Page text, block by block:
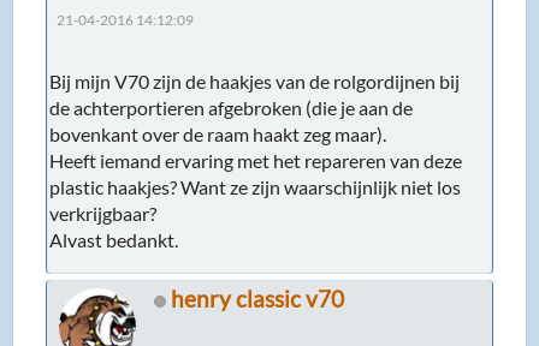
21-04-2016 14:12:09
Bij mijn V70 zijn de haakjes van de rolgordijnen bij
de achterportieren afgebroken (die je aan de
bovenkant over de raam haakt zeg maar).
Heeft iemand ervaring met het repareren van deze
plastic haakjes? Want ze zijn waarschijnlijk niet los
verkrijgbaar?
Alvast bedankt.
henry classic v70